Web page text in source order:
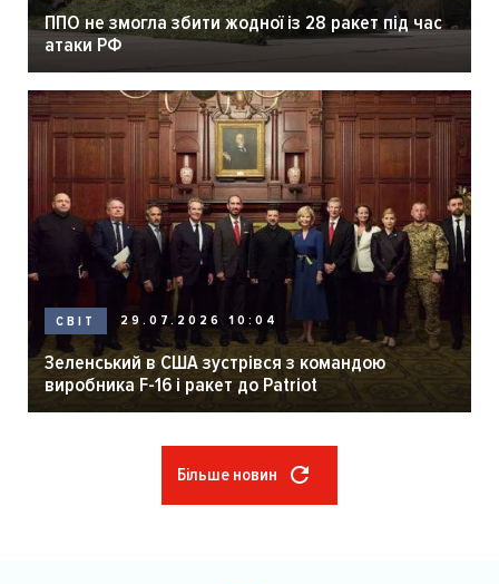
ППО не змогла збити жодної із 28 ракет під час
атаки РФ
СВІТ 29.07.2026 10:04
Зеленський в США зустрівся з командою
виробника F-16 і ракет до Patriot
Більше новин